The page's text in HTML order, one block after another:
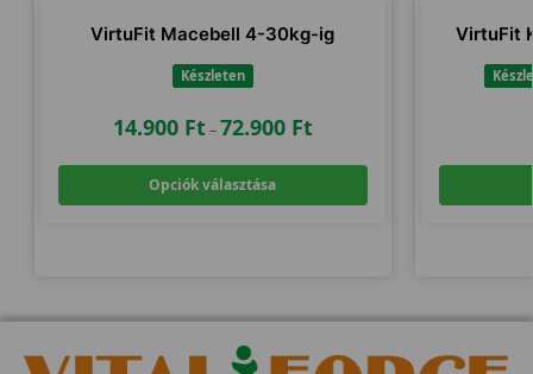
VirtuFit Macebell 4-30kg-ig
Készleten
14.900 Ft–72.900 Ft
Opciók választása
VirtuFit